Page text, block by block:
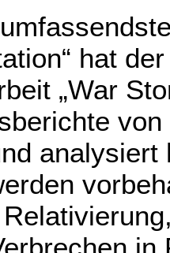
hat
„War